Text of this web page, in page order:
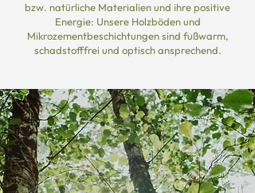
bzw. natürliche Materialien und ihre positive
Energie: Unsere Holzböden und
Mikrozementbeschichtungen sind fußwarm,
schadstofffrei und optisch ansprechend.